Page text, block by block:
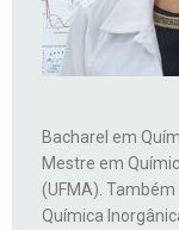
Bacharel em
Mestre em
(UFMA).
Química